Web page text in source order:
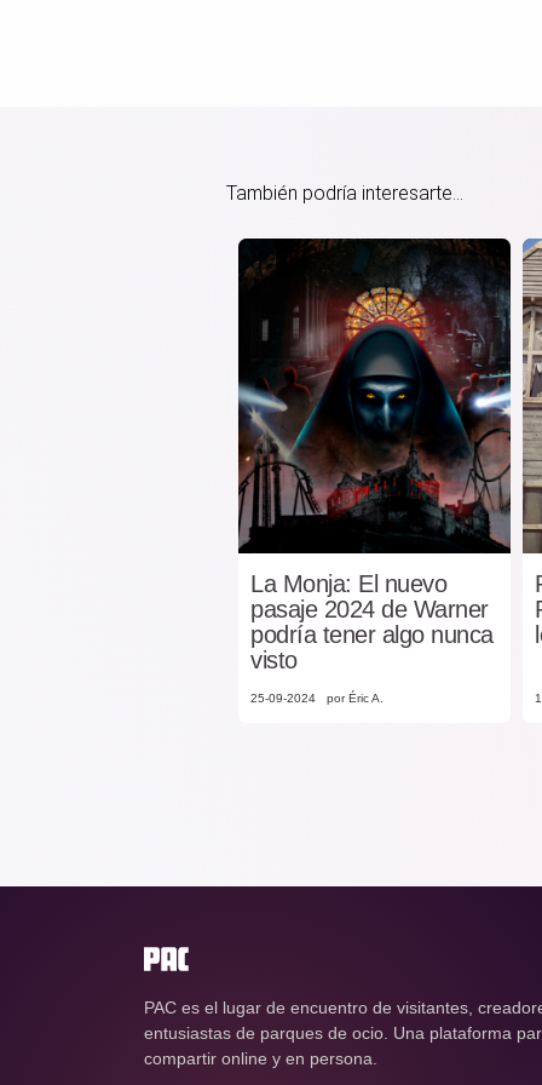
También podría interesarte...
La Monja: El nuevo
pasaje 2024 de Warner
podría tener algo nunca
visto
25-09-2024 por Éric A.
PAC es el lugar de encuentro de visitantes,
entusiastas de parques de ocio. Una plataforma
compartir online y en persona.